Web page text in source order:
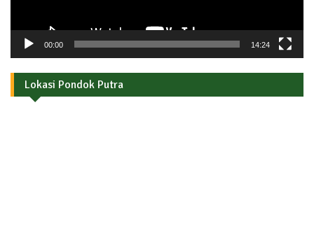
00:00 14:24
Lokasi Pondok Putra